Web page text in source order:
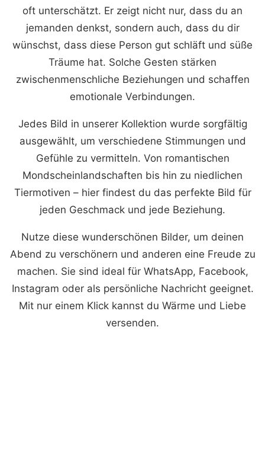
oft unterschätzt. Er zeigt nicht nur, dass du an
jemanden denkst, sondern auch, dass du dir
wünschst, dass diese Person gut schläft und süße
Träume hat. Solche Gesten stärken
zwischenmenschliche Beziehungen und schaffen
emotionale Verbindungen.
Jedes Bild in unserer Kollektion wurde sorgfältig
ausgewählt, um verschiedene Stimmungen und
Gefühle zu vermitteln. Von romantischen
Mondscheinlandschaften bis hin zu niedlichen
Tiermotiven – hier findest du das perfekte Bild für
jeden Geschmack und jede Beziehung.
Nutze diese wunderschönen Bilder, um deinen
Abend zu verschönern und anderen eine Freude zu
machen. Sie sind ideal für WhatsApp, Facebook,
Instagram oder als persönliche Nachricht geeignet.
Mit nur einem Klick kannst du Wärme und Liebe
versenden.